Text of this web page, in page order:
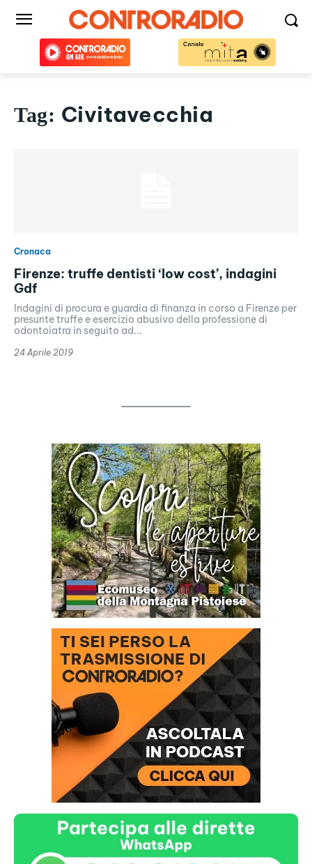
Tag: Civitavecchia
Cronaca
Firenze: truffe dentisti ‘low cost’, indagini
Gdf
Indagini di procura e guardia di finanza in corso a Firenze per
presunte truffe e esercizio abusivo della professione di
odontoiatra in seguito ad...
24 Aprile 2019